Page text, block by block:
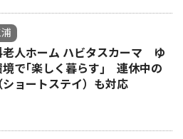
老人ホーム ハビタスカーマ ゆ
境で｢楽しく暮らす｣ 連休中の
ョートステイ）も対応